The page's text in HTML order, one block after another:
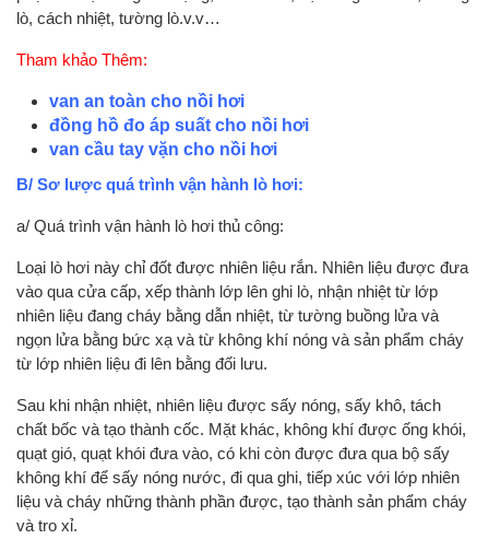
lò, cách nhiệt, tường lò.v.v…
Tham khảo Thêm:
van an toàn cho nồi hơi
đồng hồ đo áp suất cho nồi hơi
van cầu tay vặn cho nồi hơi
B/ Sơ lược quá trình vận hành lò hơi:
a/ Quá trình vận hành lò hơi thủ công:
Loại lò hơi này chỉ đốt được nhiên liệu rắn. Nhiên liệu được đưa
vào qua cửa cấp, xếp thành lớp lên ghi lò, nhận nhiệt từ lớp
nhiên liệu đang cháy bằng dẫn nhiệt, từ tường buồng lửa và
ngọn lửa bằng bức xạ và từ không khí nóng và sản phẩm cháy
từ lớp nhiên liệu đi lên bằng đối lưu.
Sau khi nhận nhiệt, nhiên liệu được sấy nóng, sấy khô, tách
chất bốc và tạo thành cốc. Mặt khác, không khí được ống khói,
quạt gió, quạt khói đưa vào, có khi còn được đưa qua bộ sấy
không khí để sấy nóng nước, đi qua ghi, tiếp xúc với lớp nhiên
liệu và cháy những thành phần được, tạo thành sản phẩm cháy
và tro xỉ.